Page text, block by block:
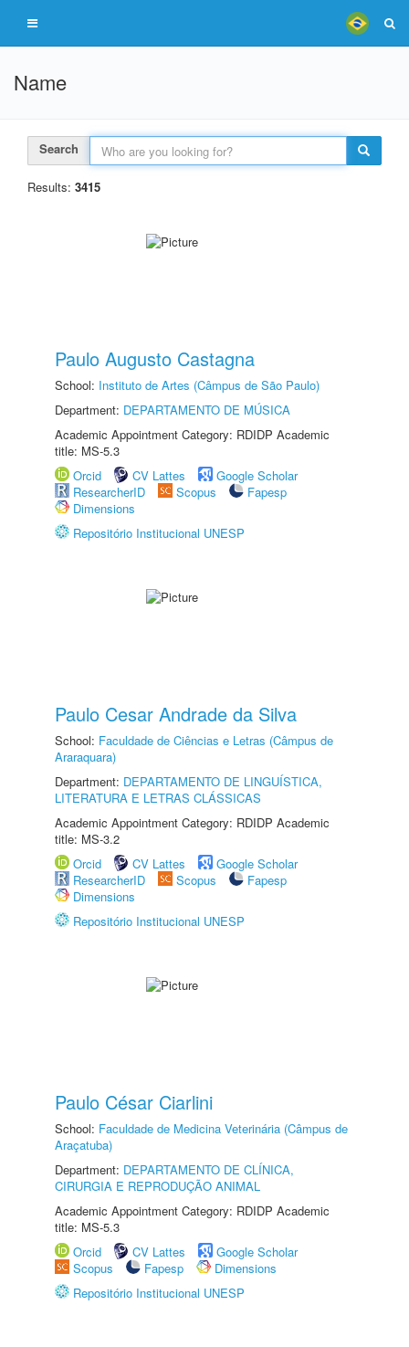
Name
Search
Results: 3415
Paulo Augusto Castagna
School: Instituto de Artes (Câmpus de São Paulo)
Department: DEPARTAMENTO DE MÚSICA
Academic Appointment Category: RDIDP Academic
title: MS-5.3
Orcid
CV Lattes
Google Scholar
ResearcherID
Scopus
Fapesp
Dimensions
Repositório Institucional UNESP
Paulo Cesar Andrade da Silva
School: Faculdade de Ciências e Letras (Câmpus de
Araraquara)
Department: DEPARTAMENTO DE LINGUÍSTICA,
LITERATURA E LETRAS CLÁSSICAS
Academic Appointment Category: RDIDP Academic
title: MS-3.2
Orcid
CV Lattes
Google Scholar
ResearcherID
Scopus
Fapesp
Dimensions
Repositório Institucional UNESP
Paulo César Ciarlini
School: Faculdade de Medicina Veterinária (Câmpus de
Araçatuba)
Department: DEPARTAMENTO DE CLÍNICA,
CIRURGIA E REPRODUÇÃO ANIMAL
Academic Appointment Category: RDIDP Academic
title: MS-5.3
Orcid
CV Lattes
Google Scholar
Scopus
Fapesp
Dimensions
Repositório Institucional UNESP